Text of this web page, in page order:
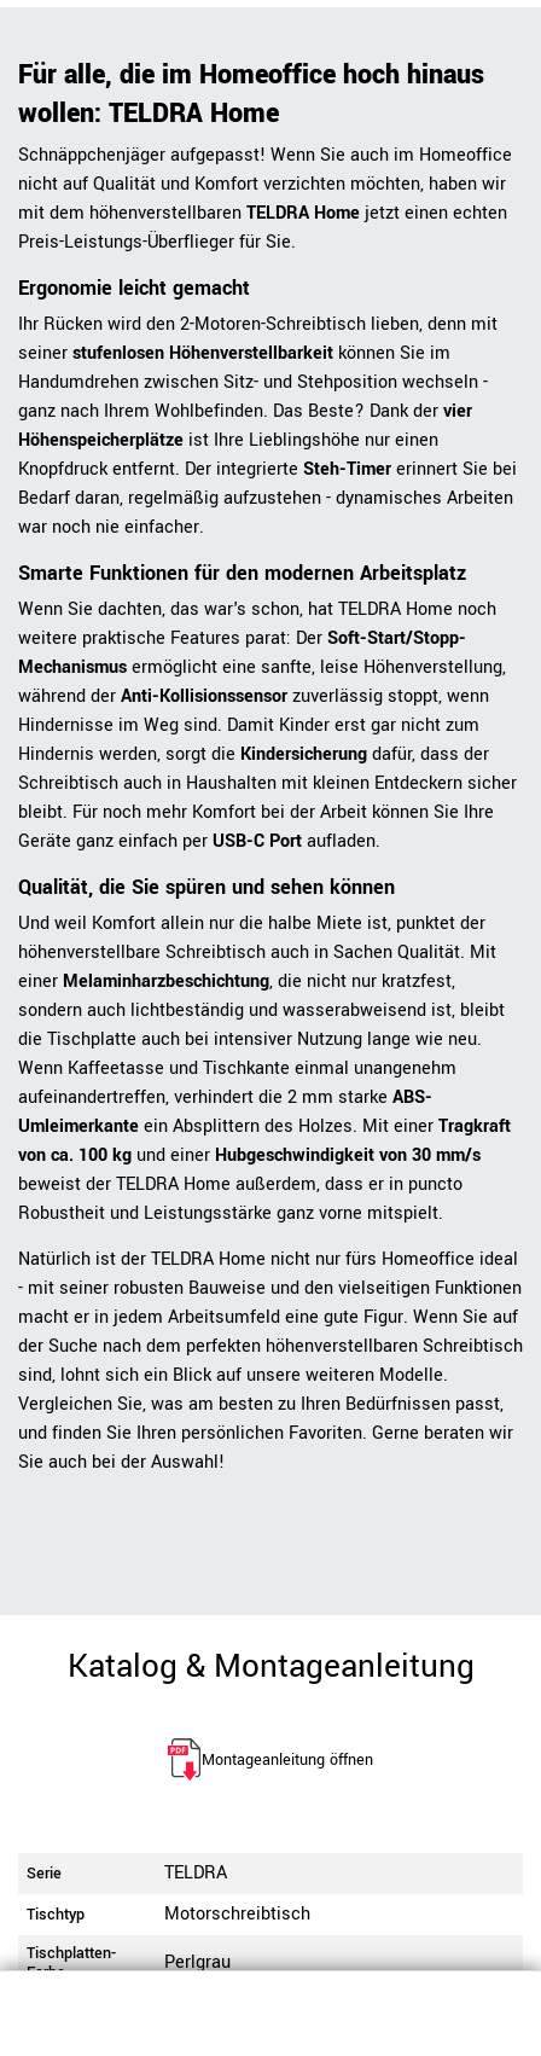
Für alle, die im Homeoffice hoch hinaus
wollen: TELDRA Home
Schnäppchenjäger aufgepasst! Wenn Sie auch im Homeoffice
nicht auf Qualität und Komfort verzichten möchten, haben wir
mit dem höhenverstellbarenTELDRA Homejetzt einen echten
Preis-Leistungs-Überflieger für Sie.
Ergonomie leicht gemacht
Ihr Rücken wird den 2-Motoren-Schreibtisch lieben, denn mit
seinerstufenlosen Höhenverstellbarkeit können Sie im
Handumdrehen zwischen Sitz- und Stehposition wechseln -
ganz nach Ihrem Wohlbefinden. Das Beste? Dank dervier
Höhenspeicherplätze ist Ihre Lieblingshöhe nur einen
Knopfdruck entfernt. Der integrierte Steh-Timererinnert Sie bei
Bedarf daran, regelmäßig aufzustehen - dynamisches Arbeiten
war noch nie einfacher.
Smarte Funktionen für den modernen Arbeitsplatz
Wenn Sie dachten, das war's schon, hat TELDRA Home noch
weitere praktische Features parat: DerSoft-Start/Stopp-
Mechanismusermöglicht eine sanfte, leise Höhenverstellung,
während derAnti-Kollisionssensorzuverlässig stoppt, wenn
Hindernisse im Weg sind. Damit Kinder erst gar nicht zum
Hindernis werden, sorgt die Kindersicherungdafür, dass der
Schreibtisch auch in Haushalten mit kleinen Entdeckern sicher
bleibt. Für noch mehr Komfort bei der Arbeit können Sie Ihre
Geräte ganz einfach perUSB-C Portaufladen.
Qualität, die Sie spüren und sehen können
Und weil Komfort allein nur die halbe Miete ist, punktet der
höhenverstellbare Schreibtisch auch in Sachen Qualität. Mit
einer Melaminharzbeschichtung, die nicht nur kratzfest,
sondern auch lichtbeständig und wasserabweisend ist, bleibt
die Tischplatte auch bei intensiver Nutzung lange wie neu.
Wenn Kaffeetasse und Tischkante einmal unangenehm
aufeinandertreffen, verhindert die 2 mm starke ABS-
Umleimerkanteein Absplittern des Holzes. Mit einerTragkraft
von ca. 100 kg und einer Hubgeschwindigkeit von 30 mm/s
beweist der TELDRA Home außerdem, dass er in puncto
Robustheit und Leistungsstärke ganz vorne mitspielt.
Natürlich ist der TELDRA Home nicht nur fürs Homeoffice ideal
- mit seiner robusten Bauweise und den vielseitigen Funktionen
macht er in jedem Arbeitsumfeld eine gute Figur. Wenn Sie auf
der Suche nach dem perfekten höhenverstellbaren Schreibtisch
sind, lohnt sich ein Blick auf unsere weiteren Modelle.
Vergleichen Sie, was am besten zu Ihren Bedürfnissen passt,
und finden Sie Ihren persönlichen Favoriten. Gerne beraten wir
Sie auch bei der Auswahl!
Katalog & Montageanleitung
Montageanleitung öffnen
Serie TELDRA
Tischtyp Motorschreibtisch
Tischplatten-
Farbe
Perlgrau